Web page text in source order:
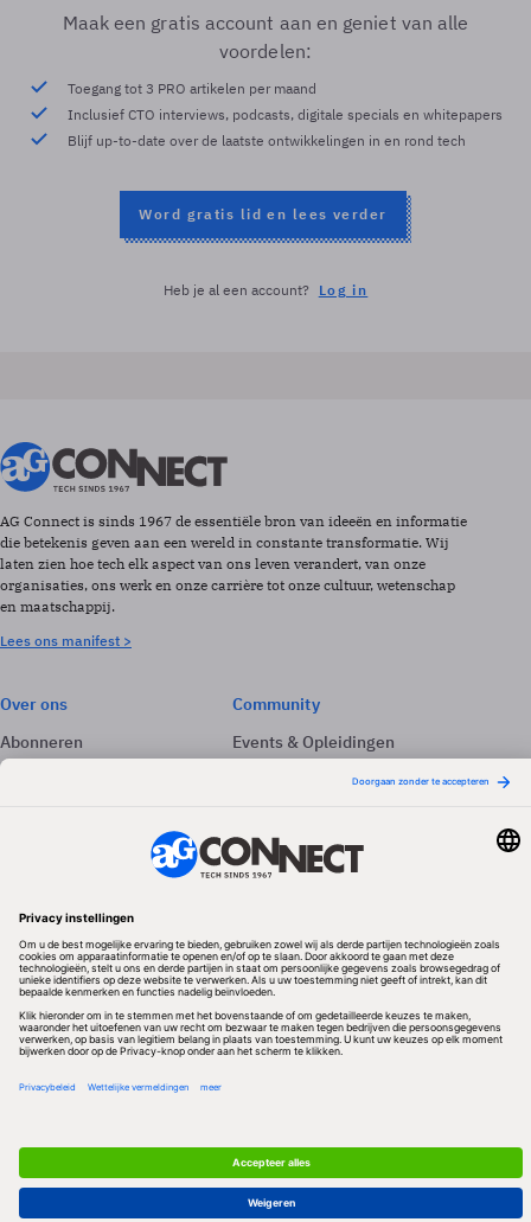
Maak een gratis account aan en geniet van alle
voordelen:
Toegang tot 3 PRO artikelen per maand
Inclusief CTO interviews, podcasts, digitale specials en whitepapers
Blijf up-to-date over de laatste ontwikkelingen in en rond tech
Word gratis lid en lees verder
Heb je al een account? Log in
AG Connect is sinds 1967 de essentiële bron van ideeën en informatie
die betekenis geven aan een wereld in constante transformatie. Wij
laten zien hoe tech elk aspect van ons leven verandert, van onze
organisaties, ons werk en onze carrière tot onze cultuur, wetenschap
en maatschappij.
Lees ons manifest >
Over ons
Abonneren
Adverteren
Community
Events & Opleidingen
Volg ons
Redactionele partner
Algemene Voorwaarden & Copyrights